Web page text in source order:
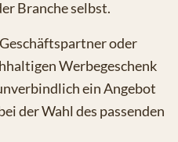
Branche selbst.
oder
Werbegeschenk
ein Angebot
der Wahl des passenden